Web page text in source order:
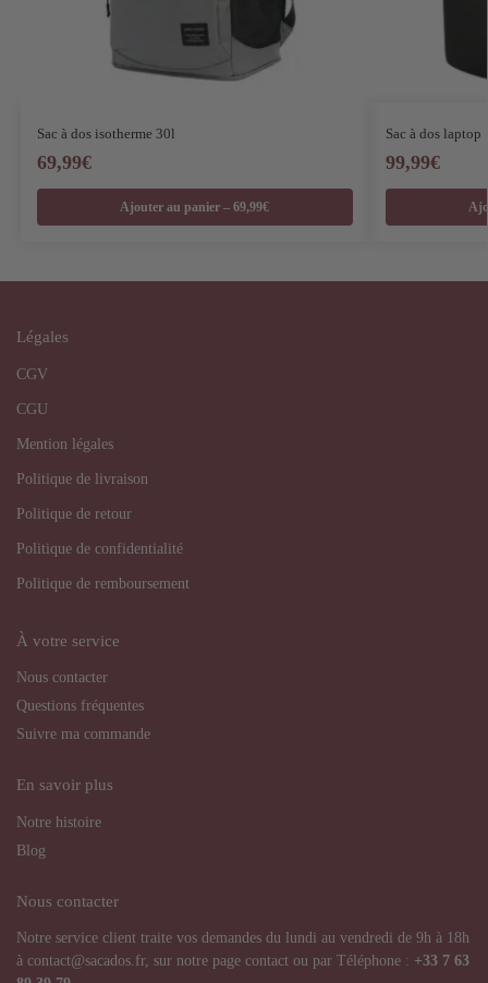
Sac à dos isotherme 30l
69,99€
Ajouter au panier – 69,99€
Sac à dos laptop
99,99€
Légales
CGV
CGU
Mention légales
Politique de livraison
Politique de retour
Politique de confidentialité
Politique de remboursement
À votre service
Nous contacter
Questions fréquentes
Suivre ma commande
En savoir plus
Notre histoire
Blog
Nous contacter
Notre service client traite vos demandes du lundi au vendredi de 9h à 18h
à contact@sacados.fr, sur notre page contact ou par Téléphone : +33 7 63